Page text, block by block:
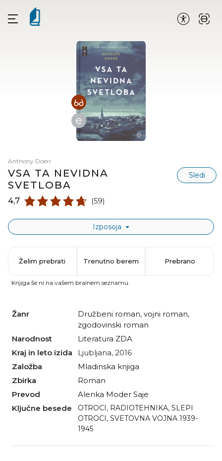
e
Anthony Doerr
VSA TA NEVIDNA
SVETLOBA
Sledi
4,7 (59)
Izposoja
Žanr družbeni roman, vojni roman,
zgodovinski roman
Narodnost
literatura ZDA
Kraj in leto izida
Ljubljana, 2016
Založba
Mladinska knjiga
Zbirka
Roman
Prevod
Alenka Moder Saje
Ključne besede
OTROCI, RADIOTEHNIKA, SLEPI
OTROCI, SVETOVNA VOJNA 1939-
1945
Želim prebrati Trenutno berem Prebrano
Knjiga še ni na vašem bralnem seznamu.